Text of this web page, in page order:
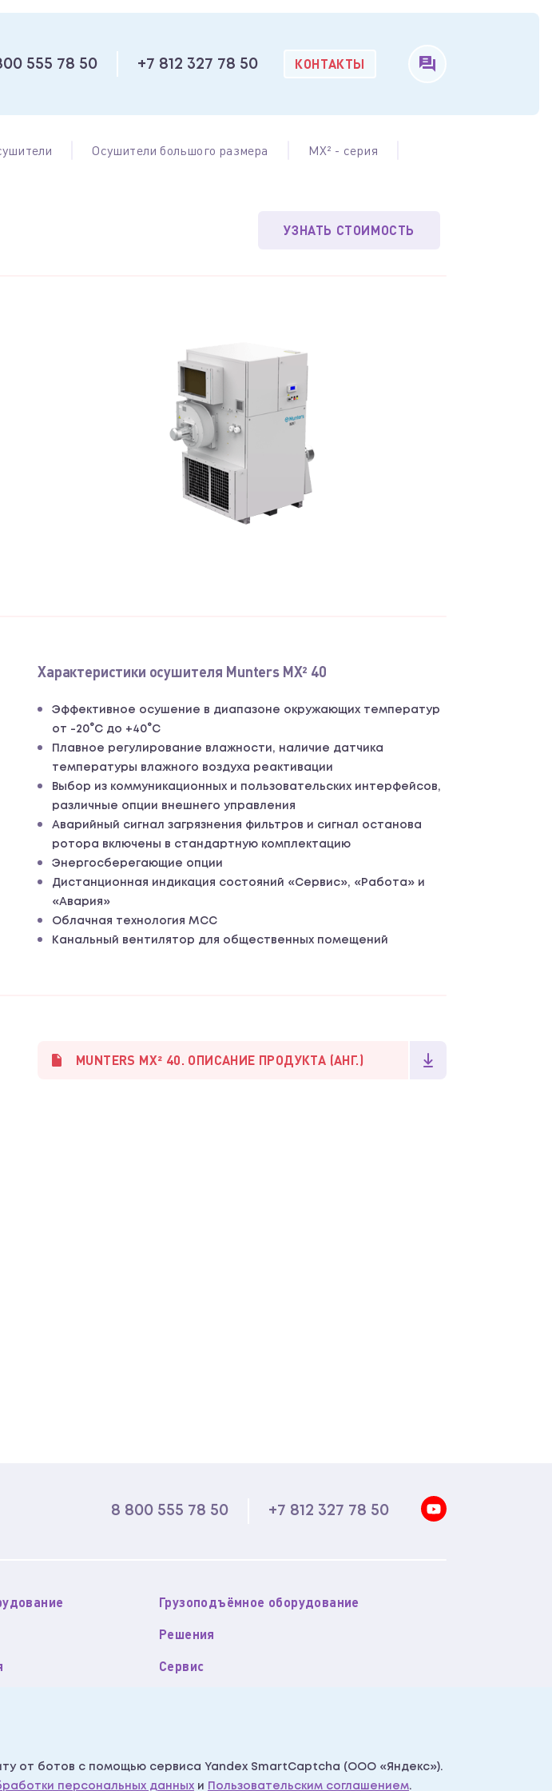
555 78 50 +7 812 327 78 50 КОНТАКТЫ
Осушители большого размера
MX² - серия
УЗНАТЬ СТОИМОСТЬ
Характеристики осушителя Munters MX² 40
Эффективное осушение в диапазоне окружающих температур
от -20°C до +40°C
Плавное регулирование влажности, наличие датчика
температуры влажного воздуха реактивации
Выбор из коммуникационных и пользовательских интерфейсов,
различные опции внешнего управления
Аварийный сигнал загрязнения фильтров и сигнал останова
ротора включены в стандартную комплектацию
Энергосберегающие опции
Дистанционная индикация состояний «Сервис», «Работа» и
«Авария»
Облачная технология MCC
Канальный вентилятор для общественных помещений
MUNTERS MX² 40. ОПИСАНИЕ ПРОДУКТА (АНГ.)
8 800 555 78 50 +7 812 327 78 50
Грузоподъёмное оборудование
Решения
Сервис
рекламных рассылок Написать нам
от ботов с помощью сервиса Yandex SmartCaptcha (ООО «Яндекс»).
персональных данных и Пользовательским соглашением.